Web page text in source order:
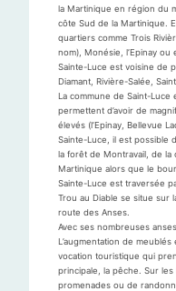
la Martinique en région du
côte Sud de la Martinique.
quartiers comme Trois
nom), Monésie, l’Epinay ou
Sainte-Luce est voisine de
Diamant, Rivière-Salée,
La commune de Saint-
permettent d’avoir de
élevés (l’Epinay, Bellevue
Sainte-Luce, il est possible
la forêt de Montravail, de la
Martinique alors que le
Sainte-Luce est traversée
Trou au Diable se situe sur
route des Anses.
Avec ses nombreuses
L’augmentation de
vocation touristique qui
principale, la pêche. Sur
promenades ou de